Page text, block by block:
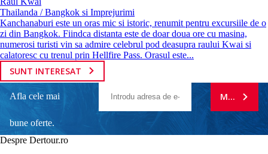
Thailanda / Bangkok si Imprejurimi
Kanchanaburi este un oras mic si istoric, renumit pentru excursiile de o
zi din Bangkok. Fiindca distanta este de doar doua ore cu masina,
numerosi turisti vin sa admire celebrul pod deasupra raului Kwai si
calatoresc cu trenul prin Hellfire Pass. Orasul este...
SUNT INTERESAT
Afla cele mai
bune oferte.
MA
Despre Dertour.ro